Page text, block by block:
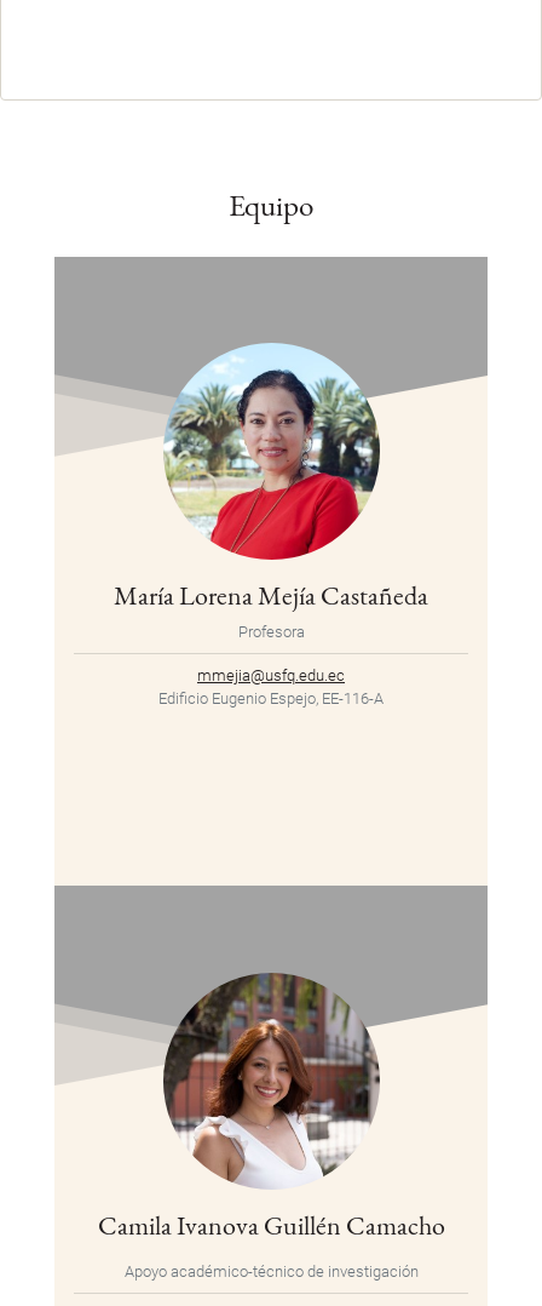
Equipo
María Lorena Mejía Castañeda
Profesora
mmejia@usfq.edu.ec
Edificio Eugenio Espejo, EE-116-A
Camila Ivanova Guillén Camacho
Apoyo académico-técnico de investigación